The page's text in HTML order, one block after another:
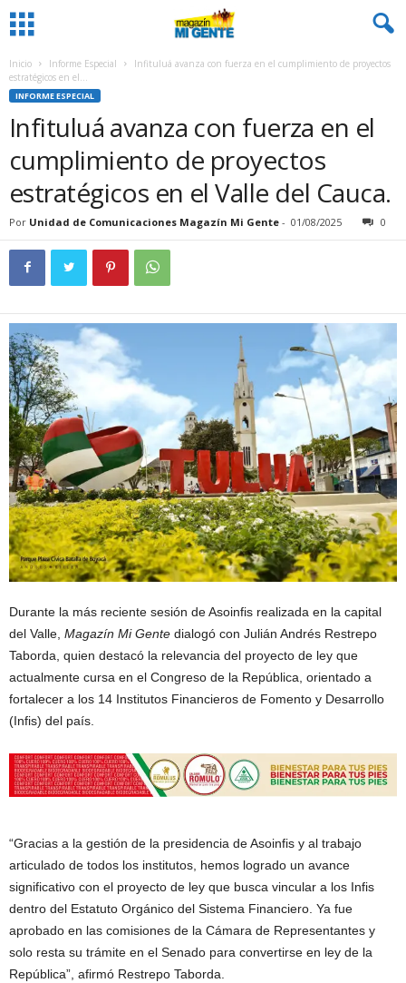
Inicio Informe Especial
Infituluá avanza con fuerza en el cumplimiento de proyectos
estratégicos en el...
INFORME ESPECIAL
Infituluá avanza con fuerza en el
cumplimiento de proyectos
estratégicos en el Valle del Cauca.
Por Unidad de Comunicaciones Magazín Mi Gente - 01/08/2025 0
Durante la más reciente sesión de Asoinfis realizada en la capital
del Valle, Magazín Mi Gente dialogó con Julián Andrés Restrepo
Taborda, quien destacó la relevancia del proyecto de ley que
actualmente cursa en el Congreso de la República, orientado a
fortalecer a los 14 Institutos Financieros de Fomento y Desarrollo
(Infis) del país.
“Gracias a la gestión de la presidencia de Asoinfis y al trabajo
articulado de todos los institutos, hemos logrado un avance
significativo con el proyecto de ley que busca vincular a los Infis
dentro del Estatuto Orgánico del Sistema Financiero. Ya fue
aprobado en las comisiones de la Cámara de Representantes y
solo resta su trámite en el Senado para convertirse en ley de la
República”, afirmó Restrepo Taborda.